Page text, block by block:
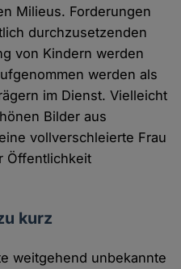
Milieus. Forderungen
durchzusetzenden
von Kindern werden
werden als
im Dienst. Vielleicht
Bilder aus
vollverschleierte Frau
Öffentlichkeit
kurz
weitgehend unbekannte